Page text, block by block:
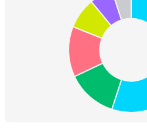
Липкий поршень
Блок красного камня
Золотой блок
Двойная кварцевая плита